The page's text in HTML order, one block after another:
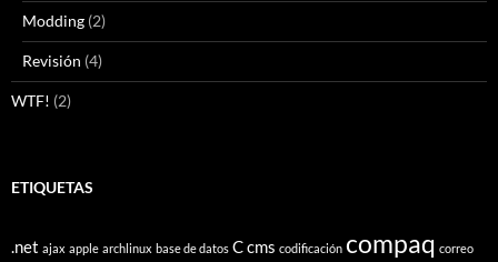
Modding (2)
Revisión (4)
WTF! (2)
ETIQUETAS
.net ajax apple archlinux base de datos Ccms codificación compaq correo